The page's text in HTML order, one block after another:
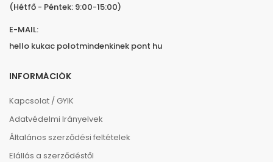
(Hétfő - Péntek: 9:00-15:00)
E-MAIL:
hello kukac polotmindenkinek pont hu
INFORMÁCIÓK
Kapcsolat / GYIK
Adatvédelmi Irányelvek
Általános szerződési feltételek
Elállás a szerződéstől